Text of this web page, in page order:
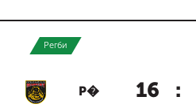
Регби
Р� 16 :